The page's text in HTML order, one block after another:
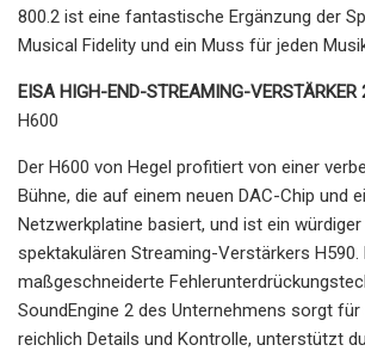
800.2 ist eine fantastische Ergänzung der
Musical Fidelity und ein Muss für jeden
EISA HIGH-END-STREAMING-
H600
Der H600 von Hegel profitiert von einer
Bühne, die auf einem neuen DAC-Chip und
Netzwerkplatine basiert, und ist ein
spektakulären Streaming-Verstärkers H590.
maßgeschneiderte
SoundEngine 2 des Unternehmens sorgt
reichlich Details und Kontrolle, unterstützt